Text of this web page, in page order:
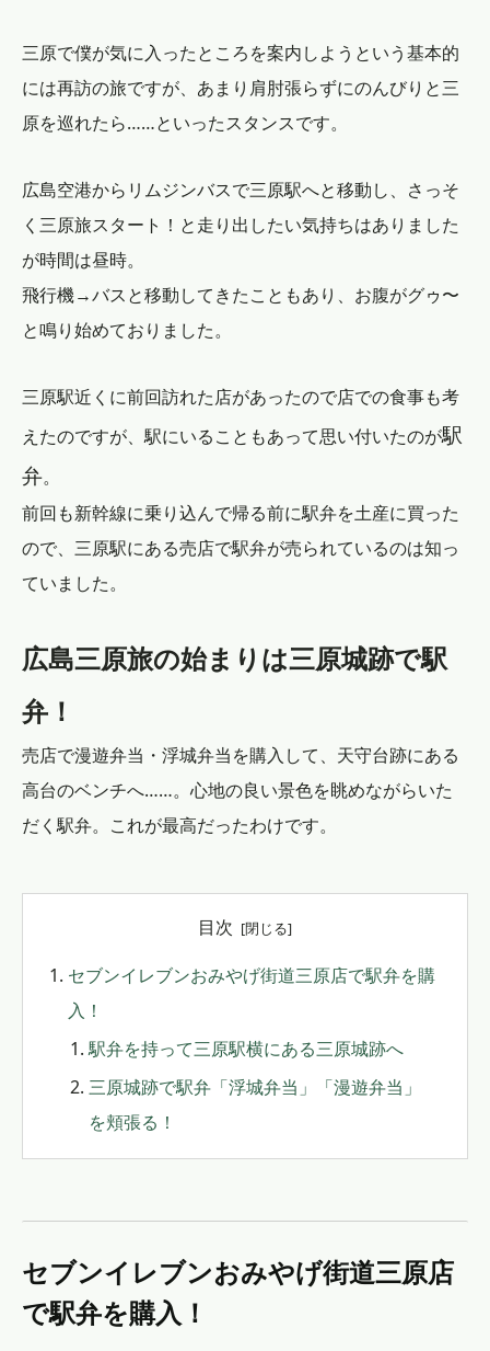
三原で僕が気に入ったところを案内しようという基本的
には再訪の旅ですが、あまり肩肘張らずにのんびりと三
原を巡れたら……といったスタンスです。
広島空港からリムジンバスで三原駅へと移動し、さっそ
く三原旅スタート！と走り出したい気持ちはありました
が時間は昼時。
飛行機→バスと移動してきたこともあり、お腹がグゥ〜
と鳴り始めておりました。
三原駅近くに前回訪れた店があったので店での食事も考
えたのですが、駅にいることもあって思い付いたのが駅
弁。
前回も新幹線に乗り込んで帰る前に駅弁を土産に買った
ので、三原駅にある売店で駅弁が売られているのは知っ
ていました。
広島三原旅の始まりは三原城跡で駅
弁！
売店で漫遊弁当・浮城弁当を購入して、天守台跡にある
高台のベンチへ……。心地の良い景色を眺めながらいた
だく駅弁。これが最高だったわけです。
目次
セブンイレブンおみやげ街道三原店で駅弁を購
入！
駅弁を持って三原駅横にある三原城跡へ
三原城跡で駅弁「浮城弁当」「漫遊弁当」
を頬張る！
セブンイレブンおみやげ街道三原店
で駅弁を購入！